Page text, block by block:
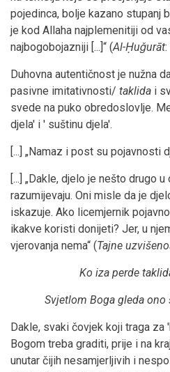
pojedinca, bolje kazano stupanj
je kod Allaha najplemenitiji od
najbogobojazniji [...]“ (Al-Ḥuǧurāt:
Duhovna autentičnost je nužna
pasivne imitativnosti/ taklida i
svede na puko obredoslovlje.
djela' i ' suštinu djela'.
[...] „Namaz i post su pojavnosti
[...] „Dakle, djelo je nešto drugo
razumijevaju. Oni misle da je
iskazuje. Ako licemjernik
ikakve koristi donijeti? Jer, u
vjerovanja nema“ (Tajne
Ko iza perde
Svjetlom Boga gleda ono
Dakle, svaki čovjek koji traga za
Bogom treba graditi, prije i na
unutar čijih nesamjerljivih i